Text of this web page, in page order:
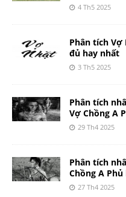
4 Th5 2025
Phân tích Vợ
đủ hay nhất
3 Th5 2025
Phân tích
Vợ Chồng A
29 Th4 2025
Phân tích
Chồng A
27 Th4 2025